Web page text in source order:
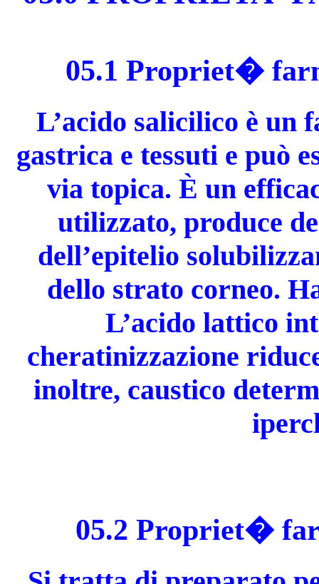
05.1 Propriet�
L’acido salicilico è un
gastrica e tessuti e può
via topica. È un
utilizzato, produce
dell’epitelio
dello strato corneo.
L’acido lattico
cheratinizzazione
inoltre, caustico
05.2 Propriet�